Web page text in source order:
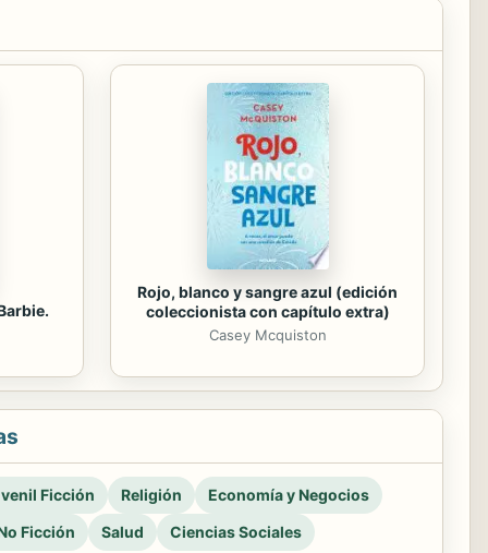
Rojo, blanco y sangre azul (edición
coleccionista con capítulo extra)
Casey Mcquiston
Ficción Religión
Economía y Negocios
Ficción
Salud Ciencias Sociales